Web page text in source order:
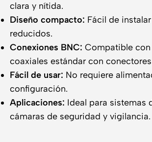
clara y nítida.
Diseño compacto: Fácil de
reducidos.
Conexiones BNC: Compatible con
coaxiales estándar con
Fácil de usar: No requiere
configuración.
Aplicaciones: Ideal para sistemas
cámaras de seguridad y vigilancia.